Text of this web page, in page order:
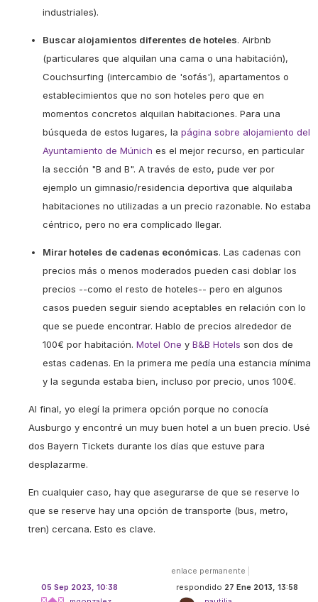
industriales).
Buscar alojamientos diferentes de hoteles. Airbnb
(particulares que alquilan una cama o una habitación),
Couchsurfing (intercambio de 'sofás'), apartamentos o
establecimientos que no son hoteles pero que en
momentos concretos alquilan habitaciones. Para una
búsqueda de estos lugares, la página sobre alojamiento del
Ayuntamiento de Múnich es el mejor recurso, en particular
la sección "B and B". A través de esto, pude ver por
ejemplo un gimnasio/residencia deportiva que alquilaba
habitaciones no utilizadas a un precio razonable. No estaba
céntrico, pero no era complicado llegar.
Mirar hoteles de cadenas económicas. Las cadenas con
precios más o menos moderados pueden casi doblar los
precios --como el resto de hoteles-- pero en algunos
casos pueden seguir siendo aceptables en relación con lo
que se puede encontrar. Hablo de precios alrededor de
100€ por habitación. Motel One y B&B Hotels son dos de
estas cadenas. En la primera me pedía una estancia mínima
y la segunda estaba bien, incluso por precio, unos 100€.
Al final, yo elegí la primera opción porque no conocía
Ausburgo y encontré un muy buen hotel a un buen precio. Usé
dos Bayern Tickets durante los días que estuve para
desplazarme.
En cualquier caso, hay que asegurarse de que se reserve lo
que se reserve hay una opción de transporte (bus, metro,
tren) cercana. Esto es clave.
enlace permanente
respondido 27 Ene 2013, 13:58
05 Sep 2023, 10:38